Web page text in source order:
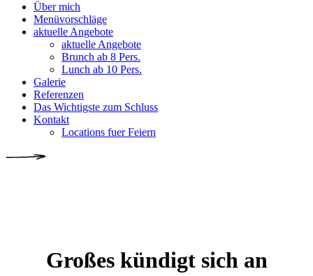
Über mich
Menüvorschläge
aktuelle Angebote
aktuelle Angebote
Brunch ab 8 Pers.
Lunch ab 10 Pers.
Galerie
Referenzen
Das Wichtigste zum Schluss
Kontakt
Locations fuer Feiern
Großes kündigt sich an